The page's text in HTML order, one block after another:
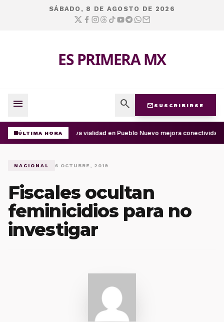
SÁBADO, 8 DE AGOSTO DE 2026
ES PRIMERA MX
menu search mail SUSCRIBIRSE
ÚLTIMA HORANueva vialidad en Pueblo Nuevo mejora conectividad
NACIONAL 6 OCTUBRE, 2019
Fiscales ocultan
feminicidios para no
investigar